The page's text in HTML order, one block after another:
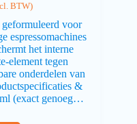
BTW)
voor
espressomachines
het interne
element tegen
onderdelen van
&
(exact genoeg…